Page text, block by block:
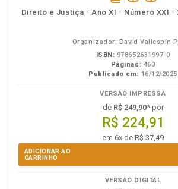
disponívelDisponível
páginas
Direito e Justiça - Ano XI - Número XXI -
Organizador: David Vallespín
ISBN: 978652631997-0
Páginas: 460
Publicado em: 16/12/2025
VERSÃO IMPRESSA
deR$ 249,90* por
R$ 224,91
em 6x de R$ 37,49
ADICIONAR AO
CARRINHO
VERSÃO DIGITAL